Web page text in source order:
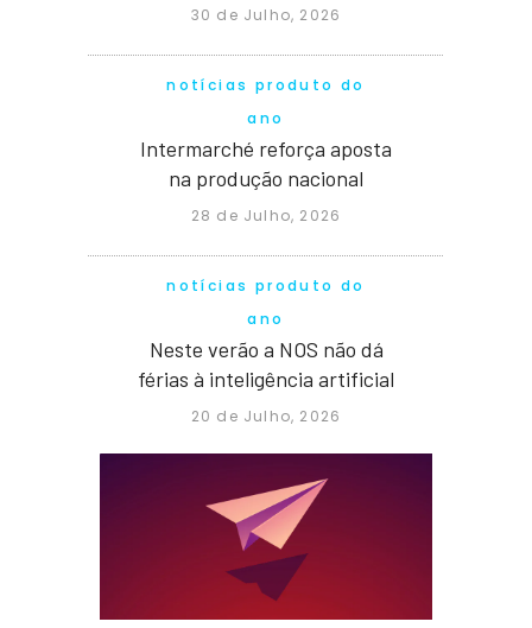
30 de Julho, 2026
notícias produto do
ano
Intermarché reforça aposta
na produção nacional
28 de Julho, 2026
notícias produto do
ano
Neste verão a NOS não dá
férias à inteligência artificial
20 de Julho, 2026